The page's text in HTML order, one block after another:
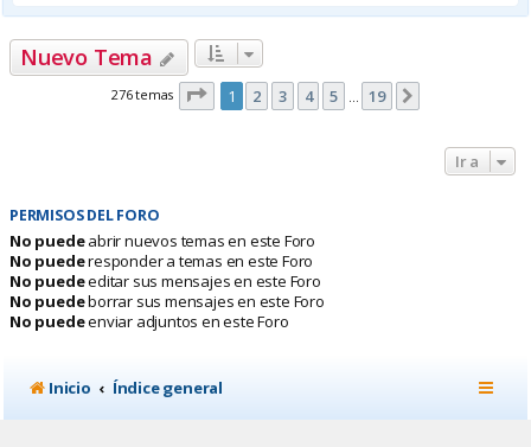
Nuevo Tema
276 temas Página de 19
1 2 3 4 5 19
Ir a
PERMISOS DEL FORO
No puedeabrir nuevos temas en este Foro
No puederesponder a temas en este Foro
No puedeeditar sus mensajes en este Foro
No puedeborrar sus mensajes en este Foro
No puedeenviar adjuntos en este Foro
Inicio Índice general